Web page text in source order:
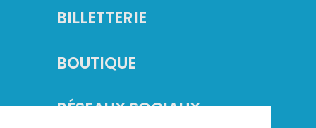
BILLETTERIE
BOUTIQUE
RÉSEAUX SOCIAUX